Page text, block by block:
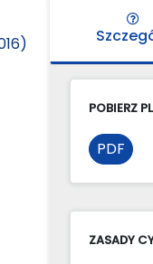
POBIERZ
PDF
ZASADY